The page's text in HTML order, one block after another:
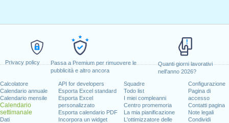
Privacy policy
Passa a Premium per rimuovere le
pubblicità e altro ancora
Quanti giorni lavorativi
nell'anno 2026?
Calcolatore
Calendario annuale
Calendario mensile
Calendario
settimanale
Dati
API for developers
Esporta Excel standard
Esporta Excel
personalizzato
Esporta calendario PDF
Incorpora un widget
Squadre
Todo list
I miei compleanni
Centro promemoria
La mia pianificazione
L'ottimizzatore delle
Configurazione
Pagina di
accesso
Contatti pagina
Note legali
Condividi